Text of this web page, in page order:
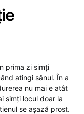
prima zi simți
atingi sânul. În a
nu mai e atât
simți locul doar la
se așază prost.